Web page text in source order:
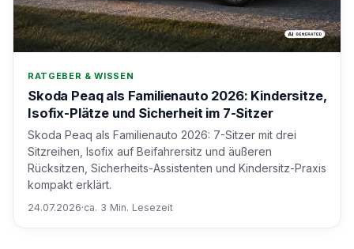
RATGEBER & WISSEN
Skoda Peaq als Familienauto 2026: Kindersitze,
Isofix-Plätze und Sicherheit im 7-Sitzer
Skoda Peaq als Familienauto 2026: 7-Sitzer mit drei
Sitzreihen, Isofix auf Beifahrersitz und äußeren
Rücksitzen, Sicherheits-Assistenten und Kindersitz-Praxis
kompakt erklärt.
24.07.2026·ca. 3 Min. Lesezeit